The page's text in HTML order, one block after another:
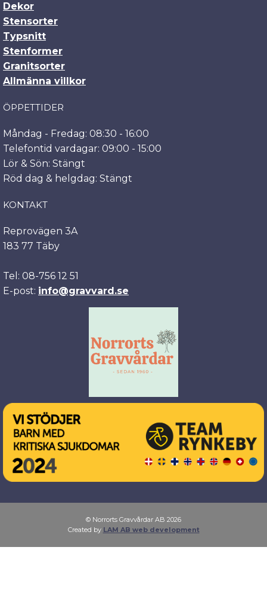
Dekor
Stensorter
Typsnitt
Stenformer
Granitsorter
Allmänna villkor
ÖPPETTIDER
Måndag - Fredag: 08:30 - 16:00
Telefontid vardagar: 09:00 - 15:00
Lör & Sön: Stängt
Röd dag & helgdag: Stängt
KONTAKT
Reprovägen 3A
183 77 Täby
Tel: 08-756 12 51
E-post: info@gravvard.se
© Norrorts Gravvårdar AB 2026
Created by LAM AB web development